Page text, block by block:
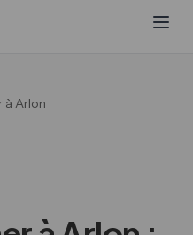
à Arlon